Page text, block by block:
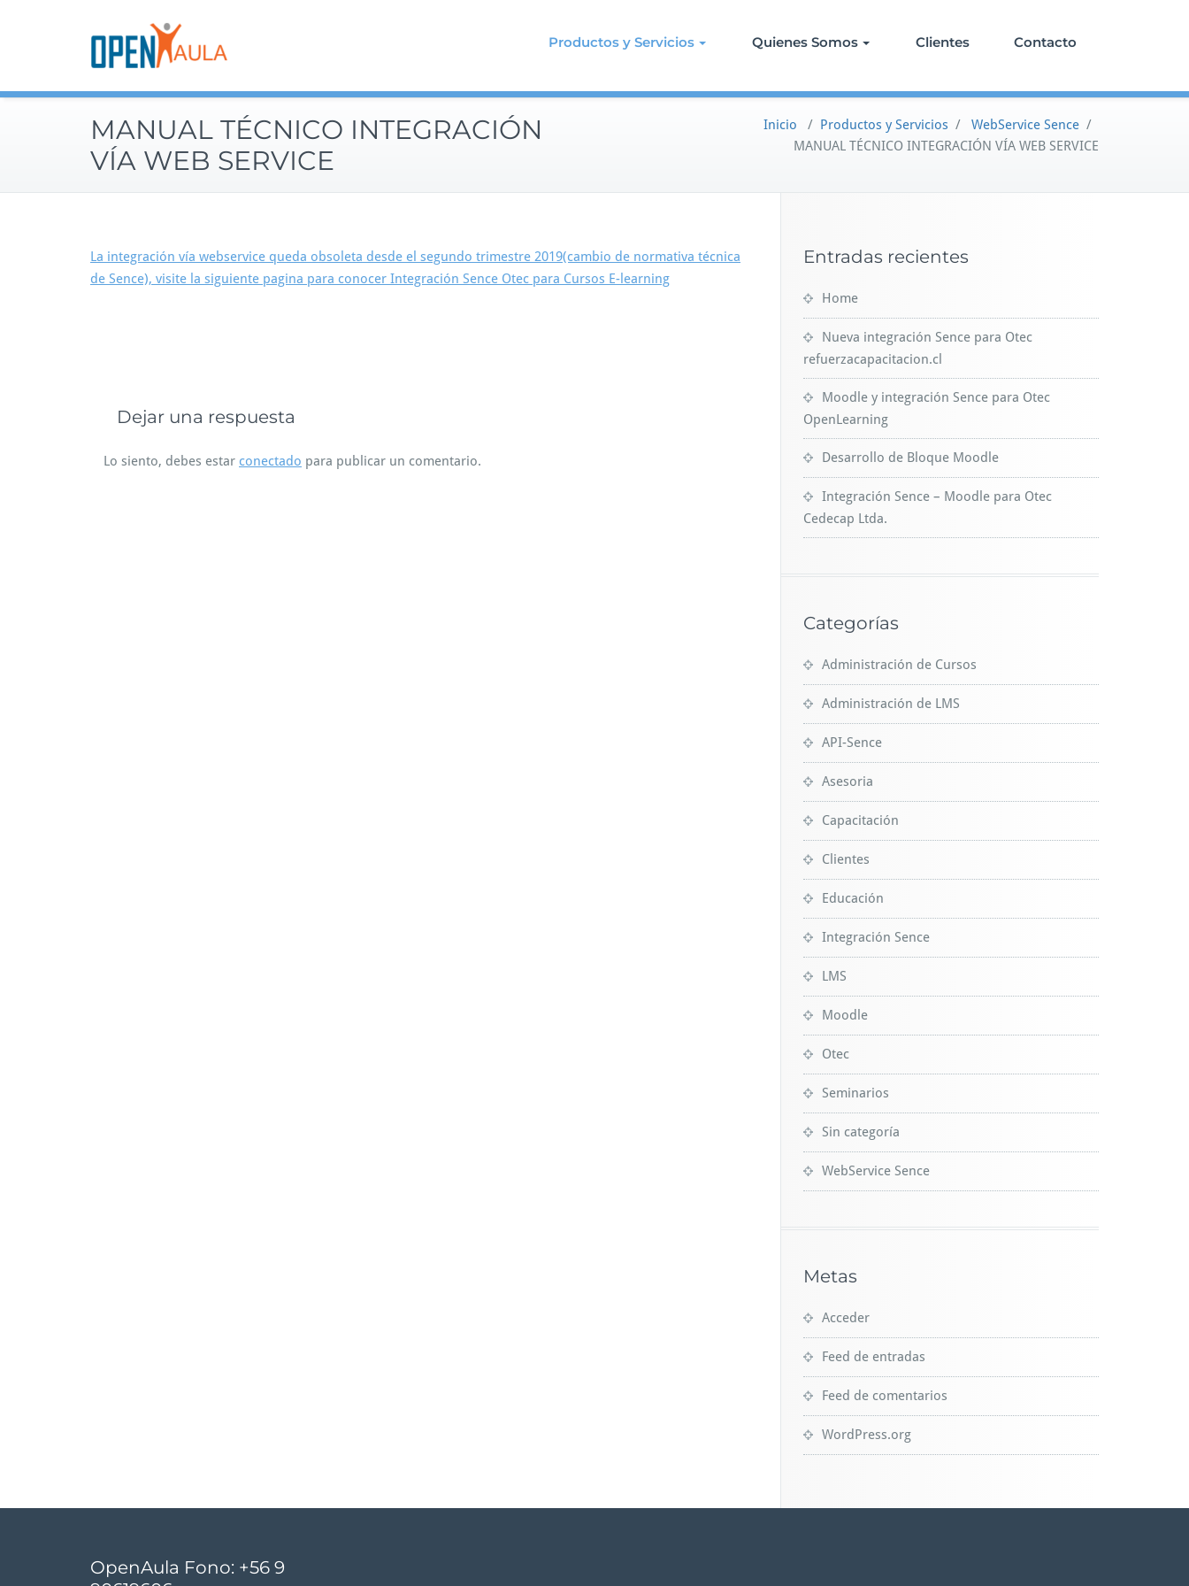
Productos y Servicios Quienes Somos Clientes Contacto
MANUAL TÉCNICO INTEGRACIÓN
VÍA WEB SERVICE
Inicio / Productos y Servicios / WebService Sence /
MANUAL TÉCNICO INTEGRACIÓN VÍA WEB SERVICE
La integración vía webservice queda obsoleta desde el segundo trimestre 2019(cambio de normativa técnica
de Sence), visite la siguiente pagina para conocer Integración Sence Otec para Cursos E-learning
Dejar una respuesta
Lo siento, debes estar conectado para publicar un comentario.
Entradas recientes
Home
Nueva integración Sence para Otec
refuerzacapacitacion.cl
Moodle y integración Sence para Otec
OpenLearning
Desarrollo de Bloque Moodle
Integración Sence – Moodle para Otec
Cedecap Ltda.
Categorías
Administración de Cursos
Administración de LMS
API-Sence
Asesoria
Capacitación
Clientes
Educación
Integración Sence
LMS
Moodle
Otec
Seminarios
Sin categoría
WebService Sence
Metas
Acceder
Feed de entradas
Feed de comentarios
WordPress.org
OpenAula Fono: +56 9